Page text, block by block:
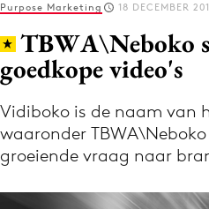
Log in
Volg het laatste
Purpose Marketing 18 DECEMBER
TBWA\Neboko
goedkope video's
Vidiboko is de naam van
waaronder
groeiende vraag naar